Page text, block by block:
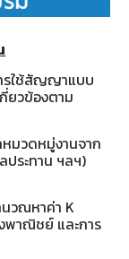
รใช้สัญญาแบบ
ยวข้องตาม
มวดหมู่งานจาก
ประทาน ฯลฯ)
วณหาค่า K
พาณิชย์ และการ